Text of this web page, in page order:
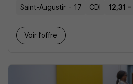
Saint-Augustin - 17 CDI 12,31
Voir l’offre